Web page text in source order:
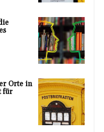
Orte in
für